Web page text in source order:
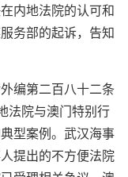
内地法院的认可和
务部的起诉，告知
编第二百八十二条
法院与澳门特别行
型案例。武汉海事
提出的不方便法院